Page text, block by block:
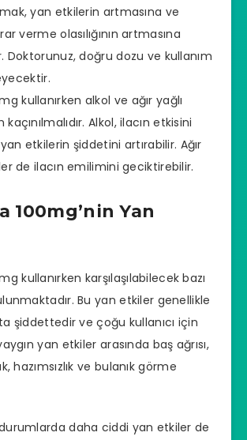
yan etkilerin artmasına ve
verme olasılığının artmasına
Doktorunuz, doğru dozu ve kullanım
kullanırken alkol ve ağır yağlı
Alkol, ilacın etkisini
etkilerin şiddetini artırabilir. Ağır
de ilacın emilimini geciktirebilir.
100mg’nin Yan
kullanırken karşılaşılabilecek bazı
Bu yan etkiler genellikle
şiddettedir ve çoğu kullanıcı için
yan etkiler arasında baş ağrısı,
hazımsızlık ve bulanık görme
daha ciddi yan etkiler de